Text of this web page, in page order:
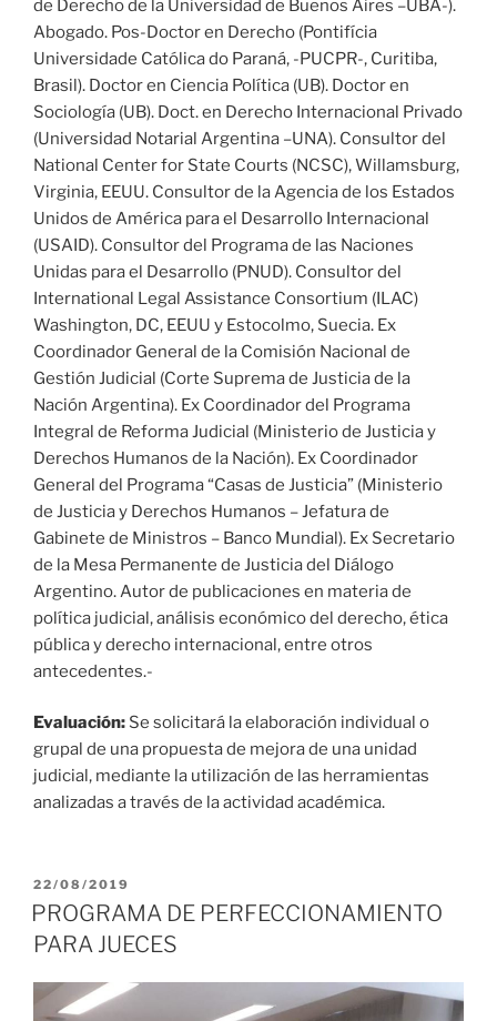
de Derecho de la Universidad de Buenos Aires –UBA-).
Abogado. Pos-Doctor en Derecho (Pontifícia
Universidade Católica do Paraná, -PUCPR-, Curitiba,
Brasil). Doctor en Ciencia Política (UB). Doctor en
Sociología (UB). Doct. en Derecho Internacional Privado
(Universidad Notarial Argentina –UNA). Consultor del
National Center for State Courts (NCSC), Willamsburg,
Virginia, EEUU. Consultor de la Agencia de los Estados
Unidos de América para el Desarrollo Internacional
(USAID). Consultor del Programa de las Naciones
Unidas para el Desarrollo (PNUD). Consultor del
International Legal Assistance Consortium (ILAC)
Washington, DC, EEUU y Estocolmo, Suecia. Ex
Coordinador General de la Comisión Nacional de
Gestión Judicial (Corte Suprema de Justicia de la
Nación Argentina). Ex Coordinador del Programa
Integral de Reforma Judicial (Ministerio de Justicia y
Derechos Humanos de la Nación). Ex Coordinador
General del Programa “Casas de Justicia” (Ministerio
de Justicia y Derechos Humanos – Jefatura de
Gabinete de Ministros – Banco Mundial). Ex Secretario
de la Mesa Permanente de Justicia del Diálogo
Argentino. Autor de publicaciones en materia de
política judicial, análisis económico del derecho, ética
pública y derecho internacional, entre otros
antecedentes.-
Evaluación: Se solicitará la elaboración individual o
grupal de una propuesta de mejora de una unidad
judicial, mediante la utilización de las herramientas
analizadas a través de la actividad académica.
PUBLICADO
EL
22/08/2019
PROGRAMA DE PERFECCIONAMIENTO
PARA JUECES